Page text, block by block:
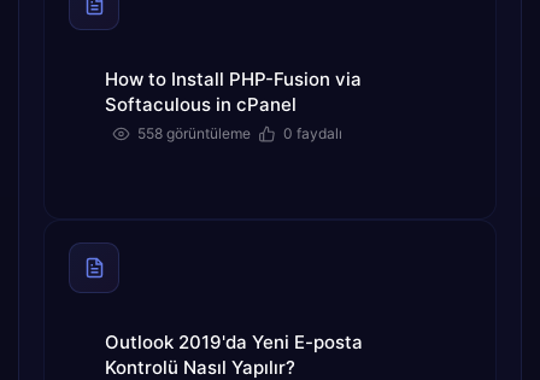
How to Install PHP-Fusion via
Softaculous in cPanel
558 görüntüleme 0 faydalı
Outlook 2019'da Yeni E-posta
Kontrolü Nasıl Yapılır?